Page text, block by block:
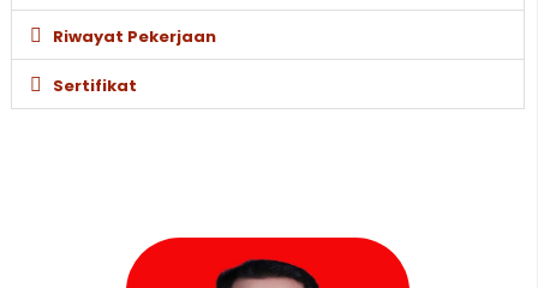
Riwayat Pekerjaan
Sertifikat